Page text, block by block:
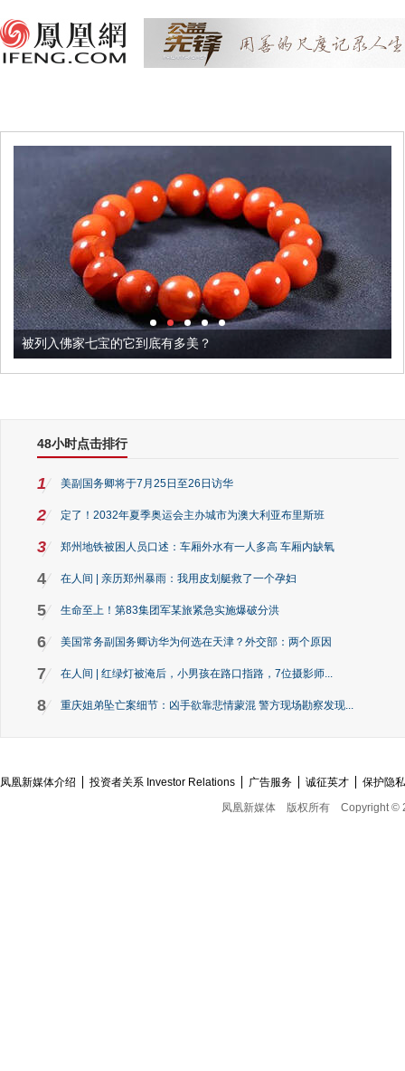
被列入佛家七宝的它到底有多美？
48小时点击排行
1 美副国务卿将于7月25日至26日访华
2 定了！2032年夏季奥运会主办城市为澳大利亚布里斯班
3 郑州地铁被困人员口述：车厢外水有一人多高 车厢内缺氧
4 在人间 | 亲历郑州暴雨：我用皮划艇救了一个孕妇
5 生命至上！第83集团军某旅紧急实施爆破分洪
6 美国常务副国务卿访华为何选在天津？外交部：两个原因
7 在人间 | 红绿灯被淹后，小男孩在路口指路，7位摄影师...
8 重庆姐弟坠亡案细节：凶手欲靠悲情蒙混 警方现场勘察发现...
凤凰新媒体介绍 投资者关系 Investor Relations 广告服务 诚征英才
保护隐
凤凰新媒体
版权所有 Copyright ©